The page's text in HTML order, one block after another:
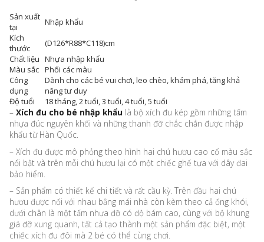
Sản xuất
tại
Nhập khẩu
Kích
thước
(D126*R88*C118)cm
Chất liệu Nhựa nhập khẩu
Màu sắc Phối các màu
Công
dụng
Dành cho các bé vui chơi, leo chèo, khám phá, tăng khả
năng tư duy
Độ tuổi
18 tháng, 2 tuổi, 3 tuổi, 4 tuổi, 5 tuổi
– Xích đu cho bé nhập khẩu là bộ xích đu kép gồm những tấm
nhựa đúc nguyên khối và những thanh đỡ chắc chắn được nhập
khẩu từ Hàn Quốc.
– Xích đu được mô phỏng theo hình hai chú hươu cao cổ màu sắc
nổi bật và trên mỗi chú hươu lại có một chiếc ghế tựa với dây đai
bảo hiểm.
– Sản phẩm có thiết kế chi tiết và rất cầu kỳ. Trên đầu hai chú
hươu được nối với nhau bằng mái nhà còn kèm theo cả ống khói,
dưới chân là một tấm nhựa đỡ có độ bám cao, cùng với bộ khung
giá đỡ xung quanh, tất cả tạo thành một sản phẩm đặc biệt, một
chiếc xích đu đôi mà 2 bé có thể cùng chơi.